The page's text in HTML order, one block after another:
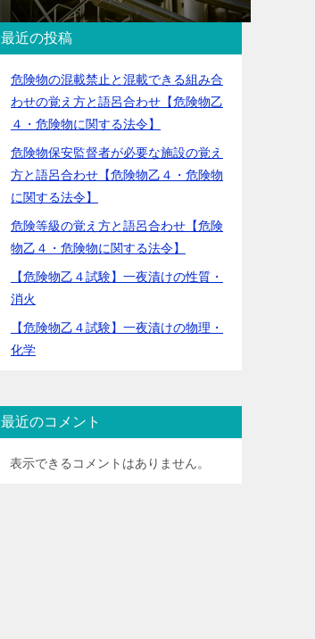
最近の投稿
危険物の混載禁止と混載できる組み合
わせの覚え方と語呂合わせ【危険物乙
４・危険物に関する法令】
危険物保安監督者が必要な施設の覚え
方と語呂合わせ【危険物乙４・危険物
に関する法令】
危険等級の覚え方と語呂合わせ【危険
物乙４・危険物に関する法令】
【危険物乙４試験】一夜漬けの性質・
消火
【危険物乙４試験】一夜漬けの物理・
化学
最近のコメント
表示できるコメントはありません。